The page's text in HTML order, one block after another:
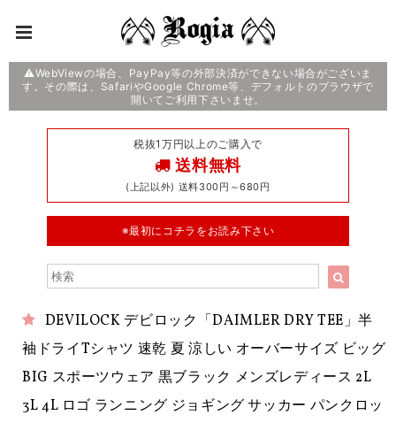
⚠️WebViewの場合、PayPay等の外部決済ができない場合がございま
す。その際は、SafariやGoogle Chrome等、デフォルトのブラウザで
開いてご利用下さいませ。
税抜1万円以上のご購入で
送料無料
(上記以外) 送料300円～680円
※最初にコチラをお読み下さい
DEVILOCK デビロック「DAIMLER DRY TEE」半
袖ドライTシャツ 速乾 夏 涼しい オーバーサイズ ビッグ
BIG スポーツウェア 黒ブラック メンズレディース 2L
3L 4L ロゴ ランニング ジョギング サッカー パンクロッ